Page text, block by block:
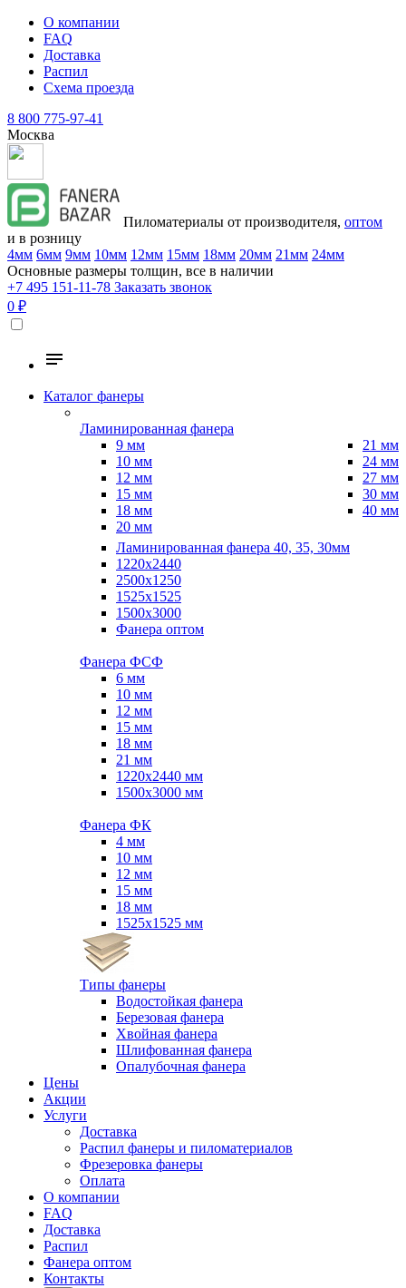
О компании
FAQ
Доставка
Распил
Схема проезда
8 800 775-97-41
Москва
Пиломатериалы от производителя, оптом
и в розницу
4мм 6мм 9мм 10мм 12мм 15мм 18мм 20мм 21мм 24мм
Основные размеры толщин, все в наличии
+7 495 151-11-78 Заказать звонок
0 ₽
Каталог фанеры
Ламинированная фанера
9 мм
10 мм
12 мм
15 мм
18 мм
20 мм
21 мм
24 мм
27 мм
30 мм
40 мм
Ламинированная фанера 40, 35, 30мм
1220x2440
2500x1250
1525x1525
1500x3000
Фанера оптом
Фанера ФСФ
6 мм
10 мм
12 мм
15 мм
18 мм
21 мм
1220х2440 мм
1500х3000 мм
Фанера ФК
4 мм
10 мм
12 мм
15 мм
18 мм
1525х1525 мм
Типы фанеры
Водостойкая фанера
Березовая фанера
Хвойная фанера
Шлифованная фанера
Опалубочная фанера
Цены
Акции
Услуги
Доставка
Распил фанеры и пиломатериалов
Фрезеровка фанеры
Оплата
О компании
FAQ
Доставка
Распил
Фанера оптом
Контакты